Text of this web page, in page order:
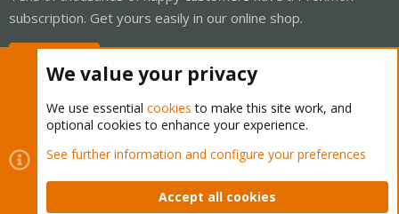
subscription. Get yours easily in our online shop.
Cookies
Proxmox Support Forum - Light Mode
Contact us
Terms and rules Privacy policy Help Home
We value your privacy
We use essential cookies to make this site work, and
optional cookies to enhance your experience.
See further information and configure your preferences
Accept all cookies